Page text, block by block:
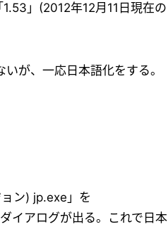
1.53」(2012年12月11日現在の
が、一応日本語化をする。
ン) jp.exe」を
イアログが出る。これで日本